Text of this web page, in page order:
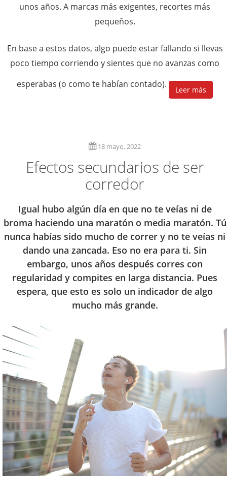
unos años. A marcas más exigentes, recortes más
pequeños.
En base a estos datos, algo puede estar fallando si llevas
poco tiempo corriendo y sientes que no avanzas como
esperabas (o como te habían contado).
Leer más
18 mayo, 2022
Efectos secundarios de ser
corredor
Igual hubo algún día en que no te veías ni de
broma haciendo una maratón o media maratón. Tú
nunca habías sido mucho de correr y no te veías ni
dando una zancada. Eso no era para ti. Sin
embargo, unos años después corres con
regularidad y compites en larga distancia. Pues
espera, que esto es solo un indicador de algo
mucho más grande.